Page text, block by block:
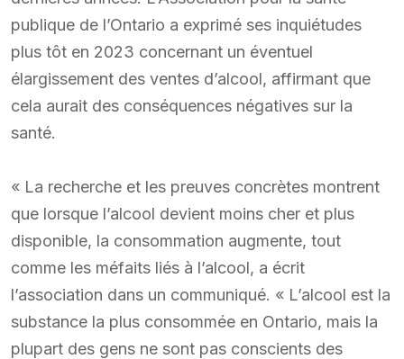
publique de l’Ontario a exprimé ses inquiétudes
plus tôt en 2023 concernant un éventuel
élargissement des ventes d’alcool, affirmant que
cela aurait des conséquences négatives sur la
santé.
« La recherche et les preuves concrètes montrent
que lorsque l’alcool devient moins cher et plus
disponible, la consommation augmente, tout
comme les méfaits liés à l’alcool, a écrit
l’association dans un communiqué. « L’alcool est la
substance la plus consommée en Ontario, mais la
plupart des gens ne sont pas conscients des